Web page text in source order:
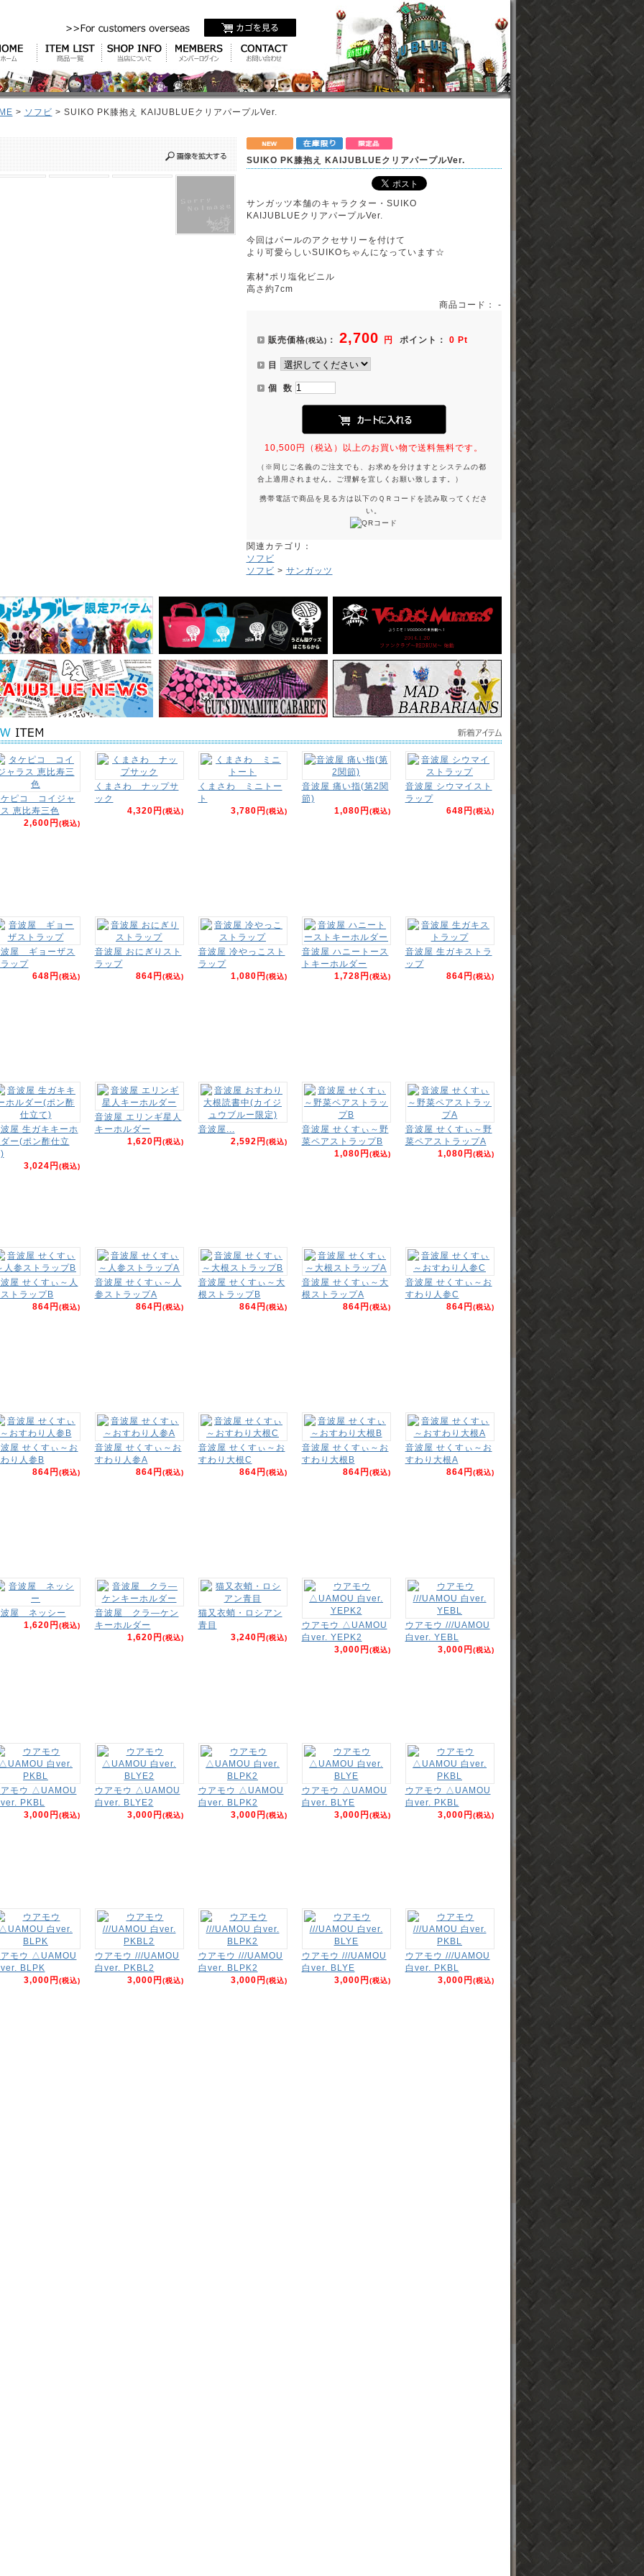
> ソフビ > SUIKO PK膝抱え KAIJUBLUEクリアパープルVer.
SUIKO PK膝抱え KAIJUBLUEクリアパープルVer.
サンガッツ本舗のキャラクター・SUIKO
KAIJUBLUEクリアパープルVer.
今回はパールのアクセサリーを付けて
より可愛らしいSUIKOちゃんになっています☆
素材*ポリ塩化ビニル
高さ約7cm
商品コード： -
販売価格(税込) ： 2,700 円 ポイント： 0 Pt
目
個 数
10,500円（税込）以上のお買い物で送料無料です。
（※同じご名義のご注文でも、お求めを分けますとシステムの都
合上適用されません。ご理解を宜しくお願い致します。）
携帯電話で商品を見る方は以下のＱＲコードを読み取ってくださ
い。
関連カテゴリ：
ソフビ
ソフビ > サンガッツ
ピコ コイジャ
恵比寿三色
2,600円(税込)
くまさわ ナップサ
ック
4,320円(税込)
くまさわ ミニトー
ト
3,780円(税込)
音波屋 痛い指(第2関
節)
1,080円(税込)
音波屋 シウマイスト
ラップ
648円(税込)
屋 ギョーザス
ップ
648円(税込)
音波屋 おにぎりスト
ラップ
864円(税込)
音波屋 冷やっこスト
ラップ
1,080円(税込)
音波屋 ハニートース
トキーホルダー
1,728円(税込)
音波屋 生ガキストラ
ップ
864円(税込)
屋 生ガキキーホ
ー(ポン酢仕立
3,024円(税込)
音波屋 エリンギ星人
キーホルダー
1,620円(税込)
音波屋...
2,592円(税込)
音波屋 せくすぃ～野
菜ペアストラップB
1,080円(税込)
音波屋 せくすぃ～野
菜ペアストラップA
1,080円(税込)
屋 せくすぃ～人
トラップB
864円(税込)
音波屋 せくすぃ～人
参ストラップA
864円(税込)
音波屋 せくすぃ～大
根ストラップB
864円(税込)
音波屋 せくすぃ～大
根ストラップA
864円(税込)
音波屋 せくすぃ～お
すわり人参C
864円(税込)
屋 せくすぃ～お
り人参B
864円(税込)
音波屋 せくすぃ～お
すわり人参A
864円(税込)
音波屋 せくすぃ～お
すわり大根C
864円(税込)
音波屋 せくすぃ～お
すわり大根B
864円(税込)
音波屋 せくすぃ～お
すわり大根A
864円(税込)
屋 ネッシー
1,620円(税込)
音波屋 クラ―ケン
キーホルダー
1,620円(税込)
猫又衣蛸・ロシアン
青目
3,240円(税込)
ウアモウ △UAMOU
白ver. YEPK2
3,000円(税込)
ウアモウ ///UAMOU
白ver. YEBL
3,000円(税込)
モウ △UAMOU
PKBL
3,000円(税込)
ウアモウ △UAMOU
白ver. BLYE2
3,000円(税込)
ウアモウ △UAMOU
白ver. BLPK2
3,000円(税込)
ウアモウ △UAMOU
白ver. BLYE
3,000円(税込)
ウアモウ △UAMOU
白ver. PKBL
3,000円(税込)
モウ △UAMOU
BLPK
3,000円(税込)
ウアモウ ///UAMOU
白ver. PKBL2
3,000円(税込)
ウアモウ ///UAMOU
白ver. BLPK2
3,000円(税込)
ウアモウ ///UAMOU
白ver. BLYE
3,000円(税込)
ウアモウ ///UAMOU
白ver. PKBL
3,000円(税込)